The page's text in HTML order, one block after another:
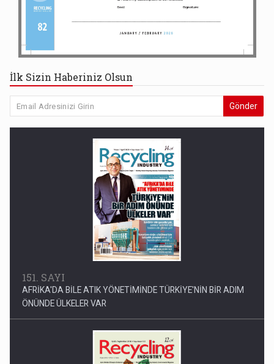
İlk Sizin Haberiniz Olsun
Gönder
151. SAYI
AFRİKA'DA BİLE ATIK YÖNETİMİNDE TÜRKİYE'NİN BİR ADIM
ÖNÜNDE ÜLKELER VAR